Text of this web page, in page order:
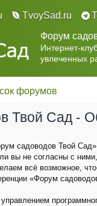
TvoySad.ru
Форум
Интернет-
увлеченных
форумов
Твой Сад -
садоводов Твой
вы не согласны с
всё возможное,
«Форум